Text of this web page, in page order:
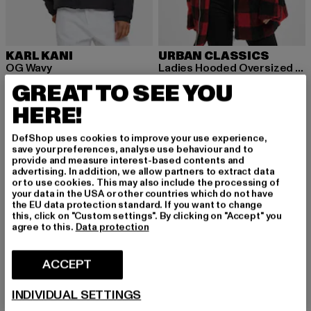
KARL KANI
OG Wavy
75,39 EUR
Ajankohtainen hinta: 75,39 EUR
129,99 EURKampanjahinta: 129,99 EUR
URBAN CLASSICS
Ladies Hooded Oversized Check Sherpa
56,99 EUR
Ajankohtainen hinta: 56,99 EUR
99,99 EUR
-54%
GREAT TO SEE YOU
HERE!
DefShop uses cookies to improve your use experience,
save your preferences, analyse use behaviour and to
provide and measure interest-based contents and
advertising. In addition, we allow partners to extract data
or to use cookies. This may also include the processing of
your data in the USA or other countries which do not have
the EU data protection standard. If you want to change
this, click on "Custom settings". By clicking on "Accept" you
agree to this. Data protection
ACCEPT
INDIVIDUAL SETTINGS